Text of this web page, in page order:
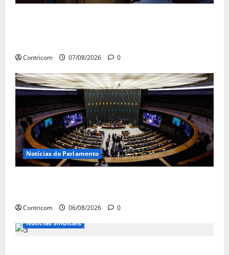
Contricom 07/08/2026 0
Notícias do Parlamento
Contricom 06/08/2026
0
Notícias Sindicais